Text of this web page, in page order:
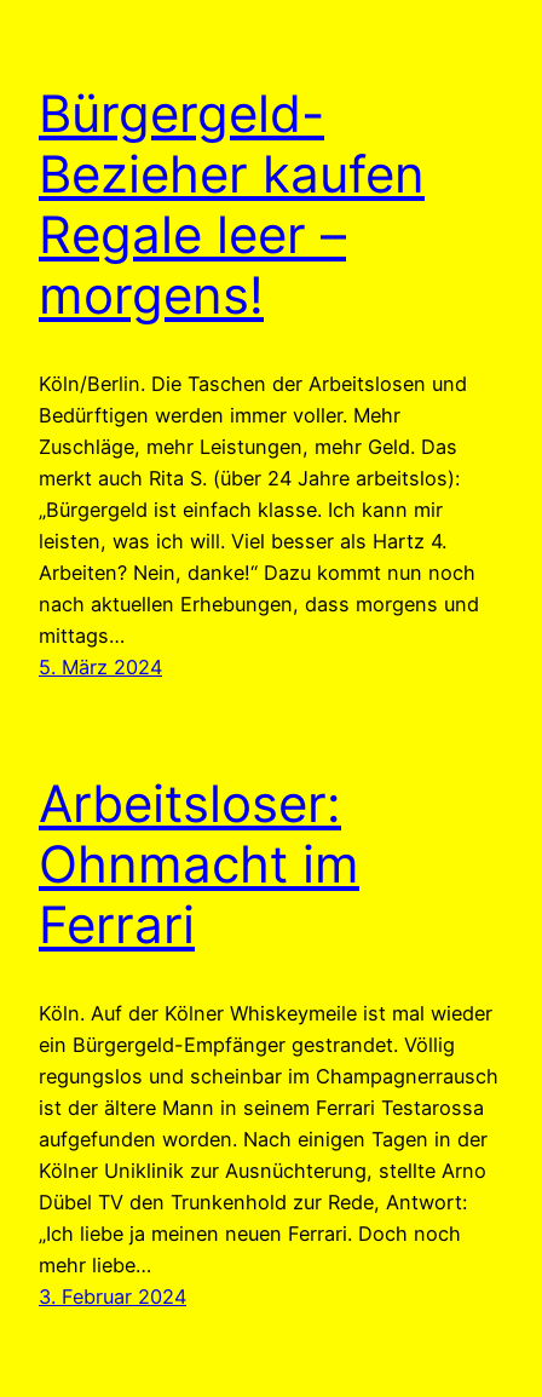
Bürgergeld-
Bezieher kaufen
Regale leer –
morgens!
Köln/Berlin. Die Taschen der Arbeitslosen und
Bedürftigen werden immer voller. Mehr
Zuschläge, mehr Leistungen, mehr Geld. Das
merkt auch Rita S. (über 24 Jahre arbeitslos):
„Bürgergeld ist einfach klasse. Ich kann mir
leisten, was ich will. Viel besser als Hartz 4.
Arbeiten? Nein, danke!“ Dazu kommt nun noch
nach aktuellen Erhebungen, dass morgens und
mittags…
5. März 2024
Arbeitsloser:
Ohnmacht im
Ferrari
Köln. Auf der Kölner Whiskeymeile ist mal wieder
ein Bürgergeld-Empfänger gestrandet. Völlig
regungslos und scheinbar im Champagnerrausch
ist der ältere Mann in seinem Ferrari Testarossa
aufgefunden worden. Nach einigen Tagen in der
Kölner Uniklinik zur Ausnüchterung, stellte Arno
Dübel TV den Trunkenhold zur Rede, Antwort:
„Ich liebe ja meinen neuen Ferrari. Doch noch
mehr liebe…
3. Februar 2024